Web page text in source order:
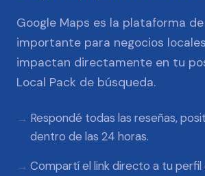
Google Maps es la plataforma
importante para negocios
impactan directamente en tu
Local Pack de búsqueda.
Respondé todas las reseñas,
dentro de las 24 horas.
Compartí el link directo a tu perfil